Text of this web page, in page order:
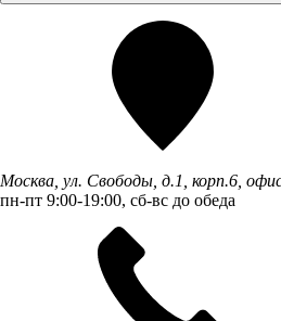
Москва, ул. Свободы, д.1, корп.6,
пн-пт 9:00-19:00, сб-вс до обеда